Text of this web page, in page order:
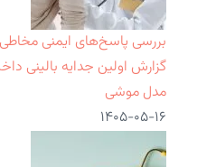
گزارش اولین جدایه بالینی
مدل موشی
۱۴۰۵-۰۵-۱۶